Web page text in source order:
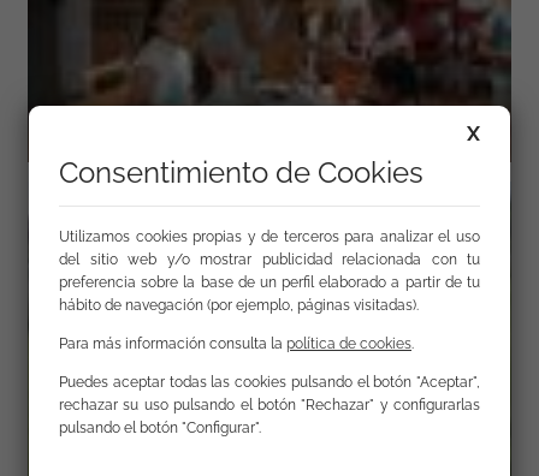
X
Consentimiento de Cookies
Utilizamos cookies propias y de terceros para analizar el uso
del sitio web y/o mostrar publicidad relacionada con tu
preferencia sobre la base de un perfil elaborado a partir de tu
hábito de navegación (por ejemplo, páginas visitadas).
Para más información consulta la política de cookies
Puedes aceptar todas las cookies pulsando el botón "Aceptar",
rechazar su uso pulsando el botón "Rechazar" y configurarlas
pulsando el botón "Configurar".